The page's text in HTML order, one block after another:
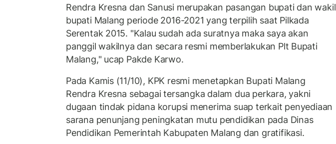
Rendra Kresna dan Sanusi merupakan pasangan bupati dan wakil
bupati Malang periode 2016-2021 yang terpilih saat Pilkada
Serentak 2015. "Kalau sudah ada suratnya maka saya akan
panggil wakilnya dan secara resmi memberlakukan Plt Bupati
Malang," ucap Pakde Karwo.
Pada Kamis (11/10), KPK resmi menetapkan Bupati Malang
Rendra Kresna sebagai tersangka dalam dua perkara, yakni
dugaan tindak pidana korupsi menerima suap terkait penyediaan
sarana penunjang peningkatan mutu pendidikan pada Dinas
Pendidikan Pemerintah Kabupaten Malang dan gratifikasi.